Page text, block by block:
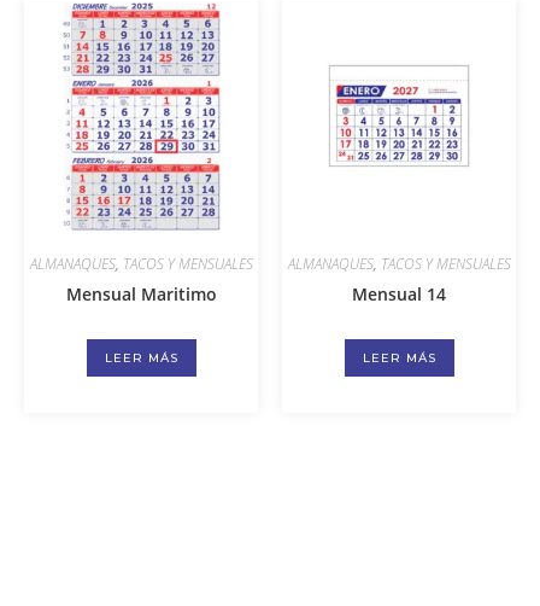
ALMANAQUES, TACOS Y MENSUALES
Mensual Maritimo
LEER MÁS
ALMANAQUES, TACOS Y MENSUALES
Mensual 14
LEER MÁS